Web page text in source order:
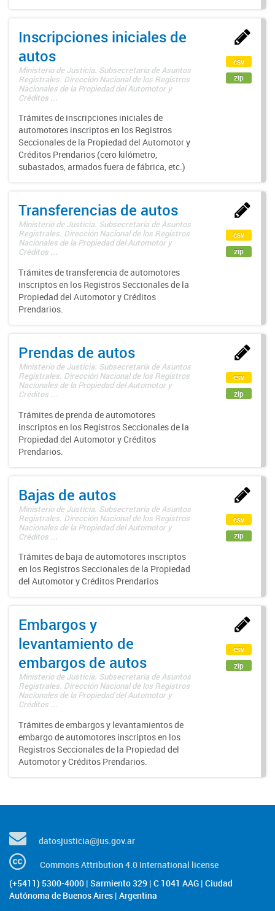
Inscripciones iniciales de
autos
Ministerio de Justicia. Subsecretaría de Asuntos
Registrales. Dirección Nacional de los Registros
Nacionales de la Propiedad del Automotor y
Créditos ...
Trámites de inscripciones iniciales de
automotores inscriptos en los Registros
Seccionales de la Propiedad del Automotor y
Créditos Prendarios (cero kilómetro,
subastados, armados fuera de fábrica, etc.)
csv
zip
Transferencias de autos
Ministerio de Justicia. Subsecretaría de Asuntos
Registrales. Dirección Nacional de los Registros
Nacionales de la Propiedad del Automotor y
Créditos ...
Trámites de transferencia de automotores
inscriptos en los Registros Seccionales de la
Propiedad del Automotor y Créditos
Prendarios.
csv
zip
Prendas de autos
Ministerio de Justicia. Subsecretaría de Asuntos
Registrales. Dirección Nacional de los Registros
Nacionales de la Propiedad del Automotor y
Créditos ...
Trámites de prenda de automotores
inscriptos en los Registros Seccionales de la
Propiedad del Automotor y Créditos
Prendarios.
csv
zip
Bajas de autos
Ministerio de Justicia. Subsecretaría de Asuntos
Registrales. Dirección Nacional de los Registros
Nacionales de la Propiedad del Automotor y
Créditos ...
Trámites de baja de automotores inscriptos
en los Registros Seccionales de la Propiedad
del Automotor y Créditos Prendarios
csv
zip
Embargos y
levantamiento de
embargos de autos
Ministerio de Justicia. Subsecretaría de Asuntos
Registrales. Dirección Nacional de los Registros
Nacionales de la Propiedad del Automotor y
Créditos ...
Trámites de embargos y levantamientos de
embargo de automotores inscriptos en los
Registros Seccionales de la Propiedad del
Automotor y Créditos Prendarios.
csv
zip
datosjusticia@jus.gov.ar
Commons Attribution 4.0 International license
(+5411) 5300-4000 | Sarmiento 329 | C 1041 AAG | Ciudad
Autónoma de Buenos Aires | Argentina